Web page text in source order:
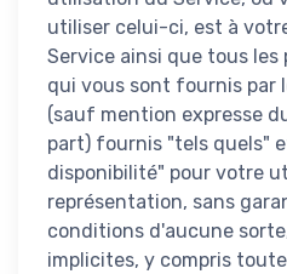
utiliser celui-ci, est à
Service ainsi que tous
qui vous sont fournis par
(sauf mention expresse
part) fournis "tels quels"
disponibilité" pour votre
représentation, sans
conditions d'aucune
implicites, y compris